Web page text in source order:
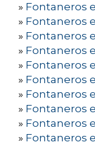
» Fontaneros
» Fontaneros
» Fontaneros
» Fontaneros
» Fontaneros
» Fontaneros
» Fontaneros
» Fontaneros
» Fontaneros
» Fontaneros